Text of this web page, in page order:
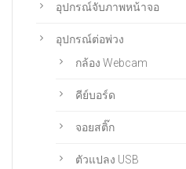
อุปกรณ์จับภาพหน้าจอ
อุปกรณ์ต่อพ่วง
กล้อง Webcam
คีย์บอร์ด
จอยสติ๊ก
ตัวแปลง USB